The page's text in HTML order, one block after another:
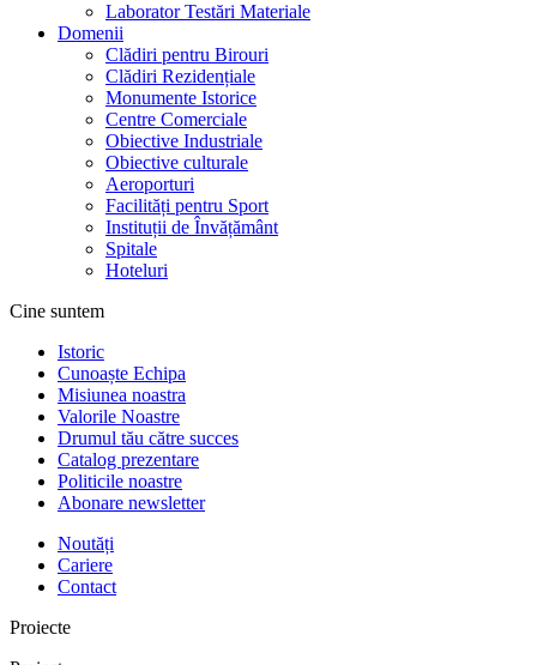
Laborator Testări Materiale
Domenii
Clădiri pentru Birouri
Clădiri Rezidențiale
Monumente Istorice
Centre Comerciale
Obiective Industriale
Obiective culturale
Aeroporturi
Facilități pentru Sport
Instituții de Învățământ
Spitale
Hoteluri
Cine suntem
Istoric
Cunoaște Echipa
Misiunea noastra
Valorile Noastre
Drumul tău către succes
Catalog prezentare
Politicile noastre
Abonare newsletter
Noutăți
Cariere
Contact
Proiecte